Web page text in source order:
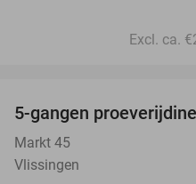
Excl. ca.
5-gangen
Markt 45
Vlissingen